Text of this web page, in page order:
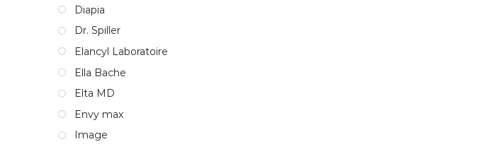
Diapia
Dr. Spiller
Elancyl Laboratoire
Ella Bache
Elta MD
Envy max
Image